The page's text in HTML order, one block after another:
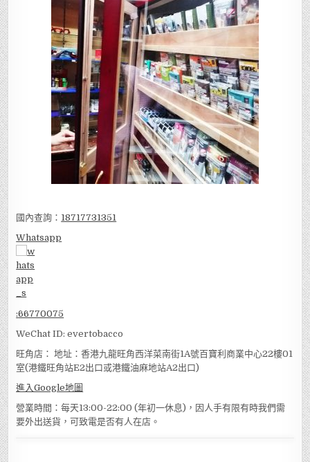
國內查詢： 18717731351
Whatsapp
:66770075
WeChat ID: evertobacco
旺角店： 地址：香港九龍旺角西洋菜南街1A號百寶利商業中心22樓01
室(港鐵旺角站E2出口或港鐵油麻地站A2出口)
進入Google地圖
營業時間：每天13:00-22:00 (年初一休息)，因人手有限有時我們需
要外出送貨，可致電是否有人在店。